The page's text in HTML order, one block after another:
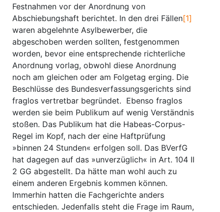
Festnahmen vor der Anordnung von
Abschiebungshaft berichtet. In den drei Fällen[1]
waren abgelehnte Asylbewerber, die
abgeschoben werden sollten, festgenommen
worden, bevor eine entsprechende richterliche
Anordnung vorlag, obwohl diese Anordnung
noch am gleichen oder am Folgetag erging. Die
Beschlüsse des Bundesverfassungsgerichts sind
fraglos vertretbar begründet. Ebenso fraglos
werden sie beim Publikum auf wenig Verständnis
stoßen. Das Publikum hat die Habeas-Corpus-
Regel im Kopf, nach der eine Haftprüfung
»binnen 24 Stunden« erfolgen soll. Das BVerfG
hat dagegen auf das »unverzüglich« in Art. 104 II
2 GG abgestellt. Da hätte man wohl auch zu
einem anderen Ergebnis kommen können.
Immerhin hatten die Fachgerichte anders
entschieden. Jedenfalls steht die Frage im Raum,